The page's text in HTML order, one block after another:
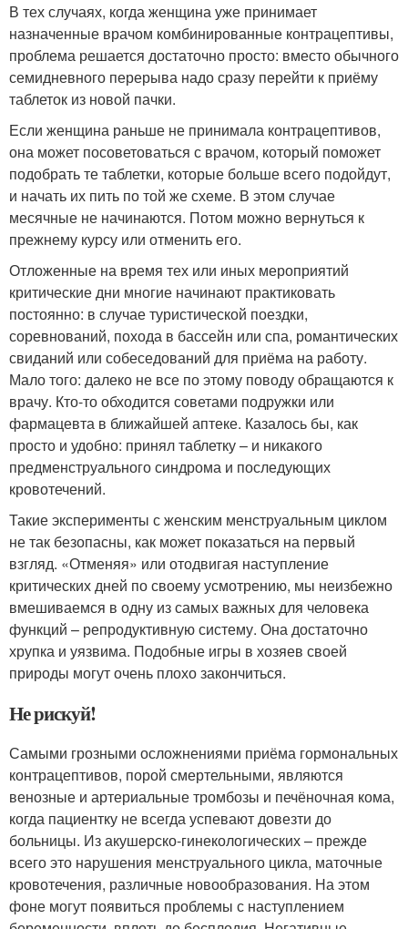
В тех случаях, когда женщина уже принимает
назначенные врачом комбинированные контрацептивы,
проблема решается достаточно просто: вместо обычного
семидневного перерыва надо сразу перейти к приёму
таблеток из новой пачки.
Если женщина раньше не принимала контрацептивов,
она может посоветоваться с врачом, который поможет
подобрать те таблетки, которые больше всего подойдут,
и начать их пить по той же схеме. В этом случае
месячные не начинаются. Потом можно вернуться к
прежнему курсу или отменить его.
Отложенные на время тех или иных мероприятий
критические дни многие начинают практиковать
постоянно: в случае туристической поездки,
соревнований, похода в бассейн или спа, романтических
свиданий или собеседований для приёма на работу.
Мало того: далеко не все по этому поводу обращаются к
врачу. Кто-то обходится советами подружки или
фармацевта в ближайшей аптеке. Казалось бы, как
просто и удобно: принял таблетку – и никакого
предменст­руального синдрома и последующих
кровотечений.
Такие эксперименты с женским менструальным циклом
не так безопасны, как может показаться на первый
взгляд. «Отменяя» или отодвигая наступление
критических дней по своему усмотрению, мы неизбежно
вмешиваемся в одну из самых важных для человека
функций – репродуктивную систему. Она достаточно
хрупка и уязвима. Подобные игры в хозяев своей
природы могут очень плохо закончиться.
Не рискуй!
Самыми грозными осложнениями приёма гормональных
контрацептивов, порой смертельными, являются
венозные и артериальные тромбозы и печёночная кома,
когда пациентку не всегда успевают довезти до
больницы. Из акушерско-гинекологических – прежде
всего это нарушения менструального цикла, маточные
кровотечения, различные новообразования. На этом
фоне могут появиться проблемы с наступлением